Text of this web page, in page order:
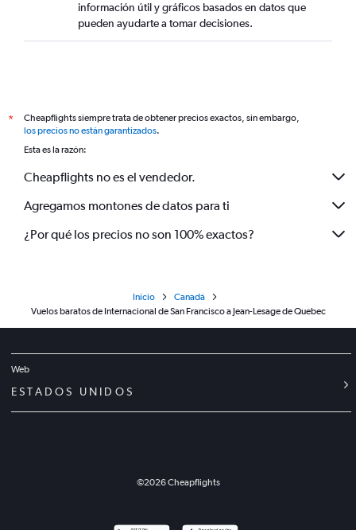
información útil y gráficos basados en datos que
pueden ayudarte a tomar decisiones.
*
Cheapflights siempre trata de obtener precios exactos, sin embargo,
los precios no están garantizados.
Esta es la razón:
Cheapflights no es el vendedor.
Agregamos montones de datos para ti
¿Por qué los precios no son 100% exactos?
Inicio
Canadá
Vuelos baratos de Internacional de San Francisco a Jean-Lesage de Quebec
Web
ESTADOS UNIDOS
©2026Cheapflights